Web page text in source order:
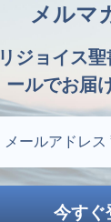
メルマ
リジョイス
ールでお届